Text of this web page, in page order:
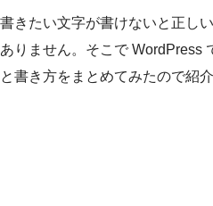
書きたい文字が書けないと正し
ありません。そこで WordPress
と書き方をまとめてみたので紹介